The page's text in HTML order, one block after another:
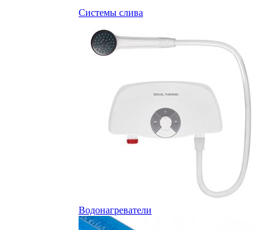
Системы слива
Водонагреватели